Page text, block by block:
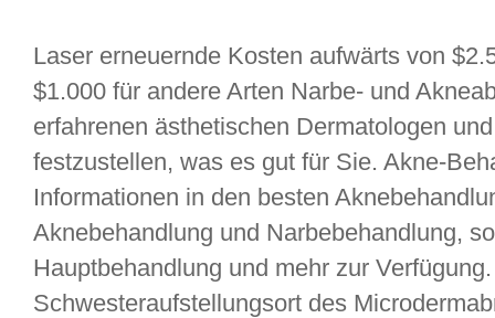
Laser erneuernde Kosten aufwärts von
$1.000 für andere Arten Narbe- und
erfahrenen ästhetischen Dermatologen
festzustellen, was es gut für Sie. Akne-
Informationen in den besten
Aknebehandlung und Narbebehandlung,
Hauptbehandlung und mehr zur
Schwesteraufstellungsort des